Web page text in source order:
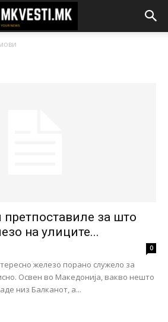
за што
на улиците...
0
железо порано служело за
Освен во Македонија, вакво нешто
низ Балканот, а...